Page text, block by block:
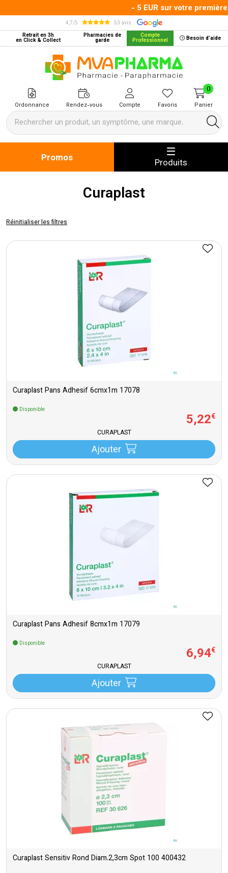
- 5 EUR sur votre
4,7/5
53 avis
Retrait en 3h
en Click & Collect
Pharmacies de
garde
Compte
Professionnel Besoin d’aide
MVA Pharma Votre pharmacie
Ordonnance Rendez-vous Compte Favoris Panier
0
Promos Produits
Curaplast
Réinitialiser les filtres
Curaplast Pans Adhesif 6cmx1m 17078
Disponible
5,22€
CURAPLAST
Ajouter
Curaplast Pans Adhesif 8cmx1m 17079
Disponible
6,94€
CURAPLAST
Ajouter
Curaplast Sensitiv Rond Diam.2,3cm Spot 100 400432